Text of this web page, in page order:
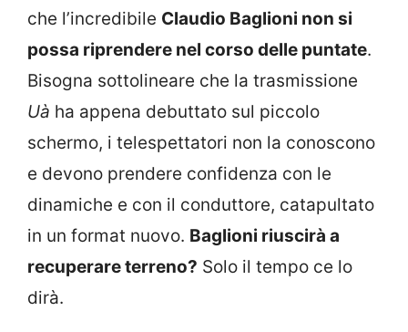
che l’incredibile Claudio Baglioni non si
possa riprendere nel corso delle puntate.
Bisogna sottolineare che la trasmissione
Uà ha appena debuttato sul piccolo
schermo, i telespettatori non la conoscono
e devono prendere confidenza con le
dinamiche e con il conduttore, catapultato
in un format nuovo. Baglioni riuscirà a
recuperare terreno? Solo il tempo ce lo
dirà.